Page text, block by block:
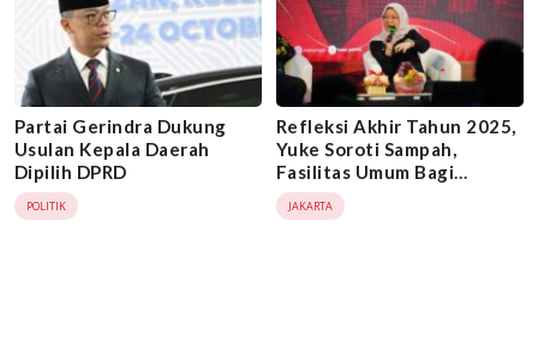
Partai Gerindra Dukung
Usulan Kepala Daerah
Dipilih DPRD
POLITIK
Refleksi Akhir Tahun 2025,
Yuke Soroti Sampah,
Fasilitas Umum Bagi
Disabilitas dan
Transportasi di Jakarta
JAKARTA